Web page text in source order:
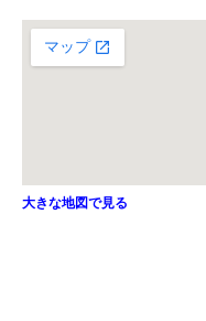
大きな地図で見る